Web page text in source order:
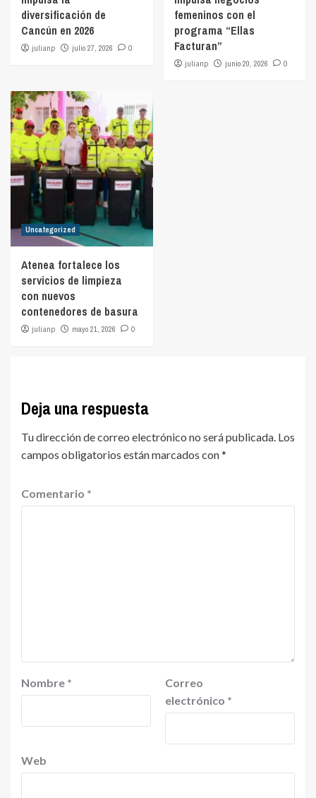
diversificación de
Cancún en 2026
julianp julio 27, 2026 0
femeninos con el
programa “Ellas
Facturan”
julianp junio 20, 2026 0
Uncategorized
Atenea fortalece los
servicios de limpieza
con nuevos
contenedores de basura
julianp mayo 21, 2026 0
Deja una respuesta
Tu dirección de correo electrónico no será publicada. Los
campos obligatorios están marcados con*
Comentario *
Nombre *
Correo
electrónico *
Web